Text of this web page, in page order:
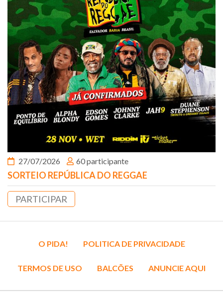
27/07/2026 60 participante
SORTEIO REPÚBLICA DO REGGAE
PARTICIPAR
O PIDA! POLITICA DE PRIVACIDADE
TERMOS DE USO BALCÕES ANUNCIE AQUI